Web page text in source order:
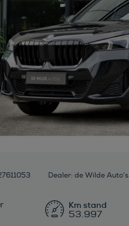
Dealer: de Wilde Auto's
53.997